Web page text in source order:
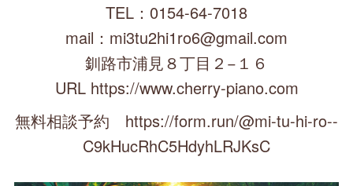
TEL：0154-64-7018
mail：mi3tu2hi1ro6@gmail.com
釧路市浦見８丁目２−１６
URL https://www.cherry-piano.com
無料相談予約 https://form.run/@mi-tu-hi-ro--
C9kHucRhC5HdyhLRJKsC